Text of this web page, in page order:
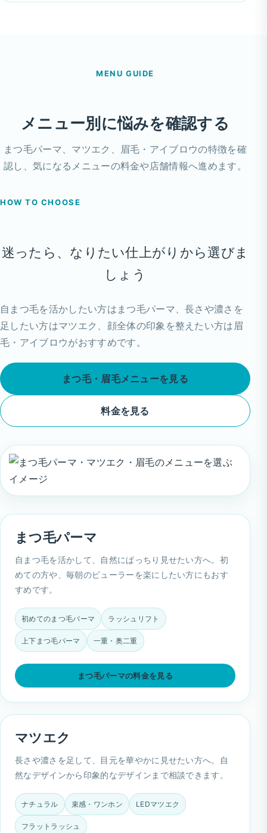
MENU GUIDE
メニュー別に悩みを確認する
まつ毛パーマ、マツエク、眉毛・アイブロウの特徴を確
認し、気になるメニューの料金や店舗情報へ進めます。
HOW TO CHOOSE
迷ったら、なりたい仕上がりから選びま
しょう
自まつ毛を活かしたい方はまつ毛パーマ、長さや濃さを
足したい方はマツエク、顔全体の印象を整えたい方は眉
毛・アイブロウがおすすめです。
まつ毛・眉毛メニューを見る
料金を見る
まつ毛パーマ
自まつ毛を活かして、自然にぱっちり見せたい方へ。初
めての方や、毎朝のビューラーを楽にしたい方にもおす
すめです。
初めてのまつ毛パーマ ラッシュリフト
上下まつ毛パーマ 一重・奥二重
まつ毛パーマの料金を見る
マツエク
長さや濃さを足して、目元を華やかに見せたい方へ。自
然なデザインから印象的なデザインまで相談できます。
ナチュラル 束感・ワンホン LEDマツエク
フラットラッシュ